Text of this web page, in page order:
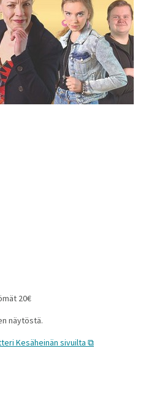
20€
näytöstä.
Kesäheinän sivuilta